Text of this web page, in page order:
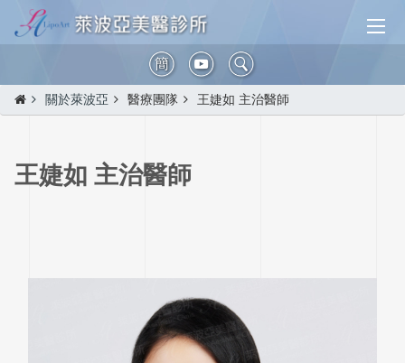
簡
關於萊波亞 醫療團隊 王婕如 主治醫師
王婕如 主治醫師